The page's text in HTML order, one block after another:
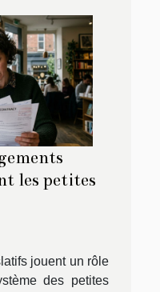
les petites
jouent un rôle
des petites